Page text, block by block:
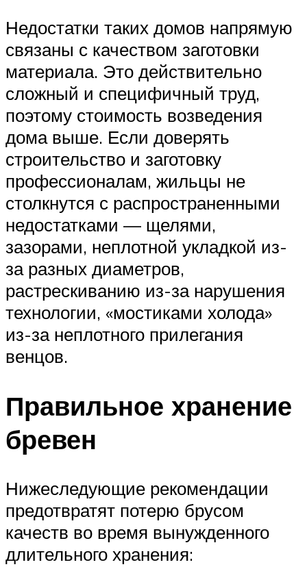
Недостатки таких домов напрямую
связаны с качеством заготовки
материала. Это действительно
сложный и специфичный труд,
поэтому стоимость возведения
дома выше. Если доверять
строительство и заготовку
профессионалам, жильцы не
столкнутся с распространенными
недостатками — щелями,
зазорами, неплотной укладкой из-
за разных диаметров,
растрескиванию из-за нарушения
технологии, «мостиками холода»
из-за неплотного прилегания
венцов.
Правильное хранение
бревен
Нижеследующие рекомендации
предотвратят потерю брусом
качеств во время вынужденного
длительного хранения: